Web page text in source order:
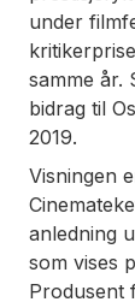
under
samme år.
bidrag til
2019.
Visningen
anledning
som vises
Produsent